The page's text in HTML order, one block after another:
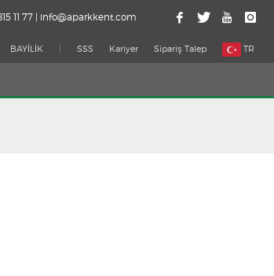
11 77 | info@aparkkent.com
BAYİLİK | SSS Kariyer Sipariş Talep TR